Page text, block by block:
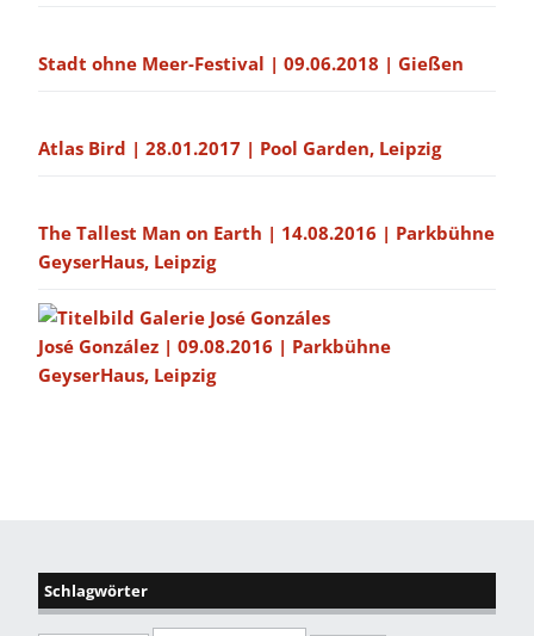
Stadt ohne Meer-Festival | 09.06.2018 | Gießen
Atlas Bird | 28.01.2017 | Pool Garden, Leipzig
The Tallest Man on Earth | 14.08.2016 | Parkbühne
GeyserHaus, Leipzig
José González | 09.08.2016 | Parkbühne
GeyserHaus, Leipzig
Schlagwörter